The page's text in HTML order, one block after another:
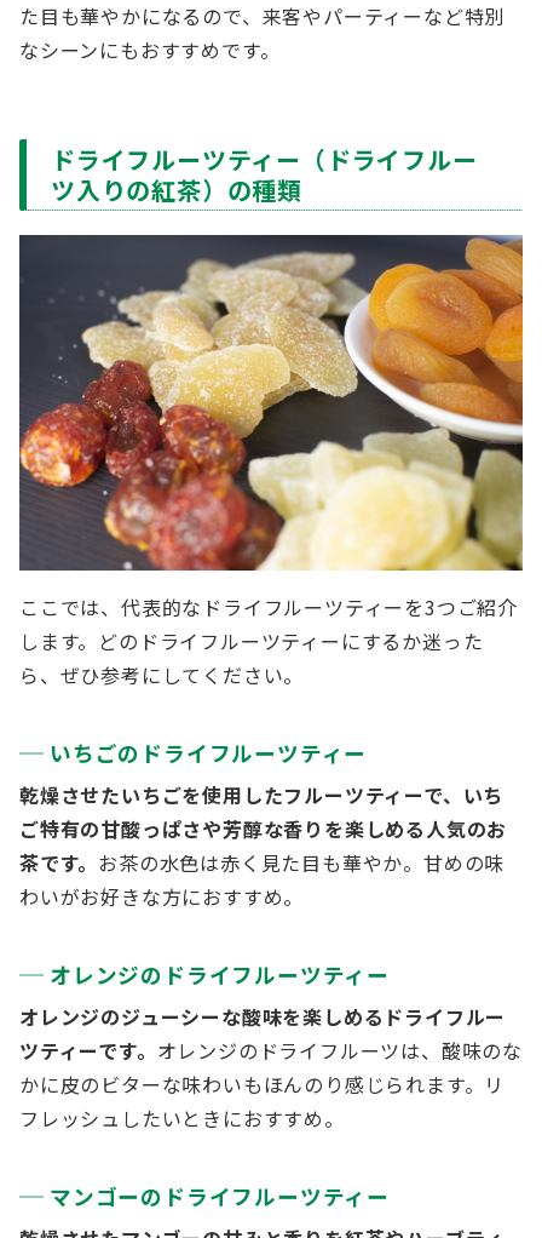
た目も華やかになるので、来客やパーティーなど特別
なシーンにもおすすめです。
ドライフルーツティー（ドライフルー
ツ入りの紅茶）の種類
ここでは、代表的なドライフルーツティーを3つご紹介
します。どのドライフルーツティーにするか迷った
ら、ぜひ参考にしてください。
いちごのドライフルーツティー
乾燥させたいちごを使用したフルーツティーで、いち
ご特有の甘酸っぱさや芳醇な香りを楽しめる人気のお
茶です。 お茶の水色は赤く見た目も華やか。甘めの味
わいがお好きな方におすすめ。
オレンジのドライフルーツティー
オレンジのジューシーな酸味を楽しめるドライフルー
ツティーです。 オレンジのドライフルーツは、酸味のな
かに皮のビターな味わいもほんのり感じられます。リ
フレッシュしたいときにおすすめ。
マンゴーのドライフルーツティー